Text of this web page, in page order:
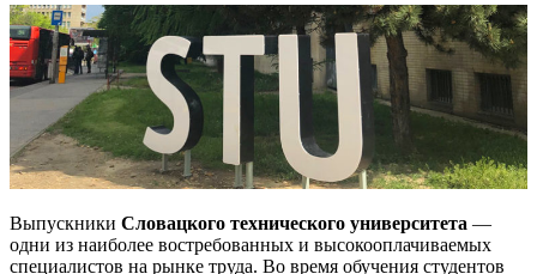
Выпускники Словацкого технического университета —
одни из наиболее востребованных и высокооплачиваемых
специалистов на рынке труда. Во время обучения студентов